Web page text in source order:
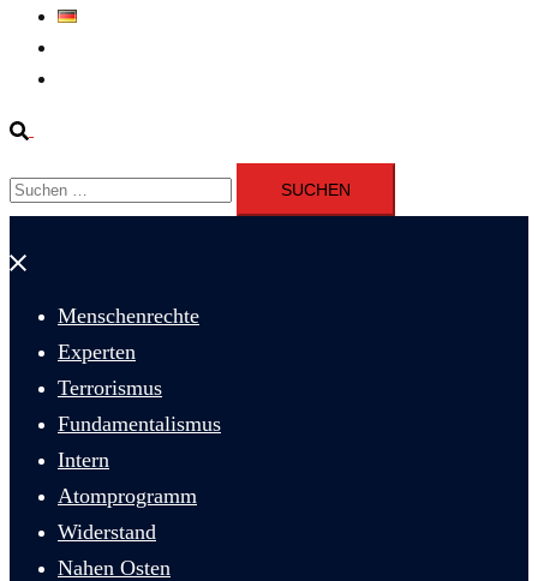
Suche
Suchen
nach:
Menü
Menschenrechte
Experten
Terrorismus
Fundamentalismus
Intern
Atomprogramm
Widerstand
Nahen Osten